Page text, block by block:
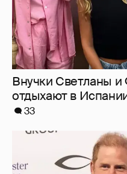
Меган Маркл и